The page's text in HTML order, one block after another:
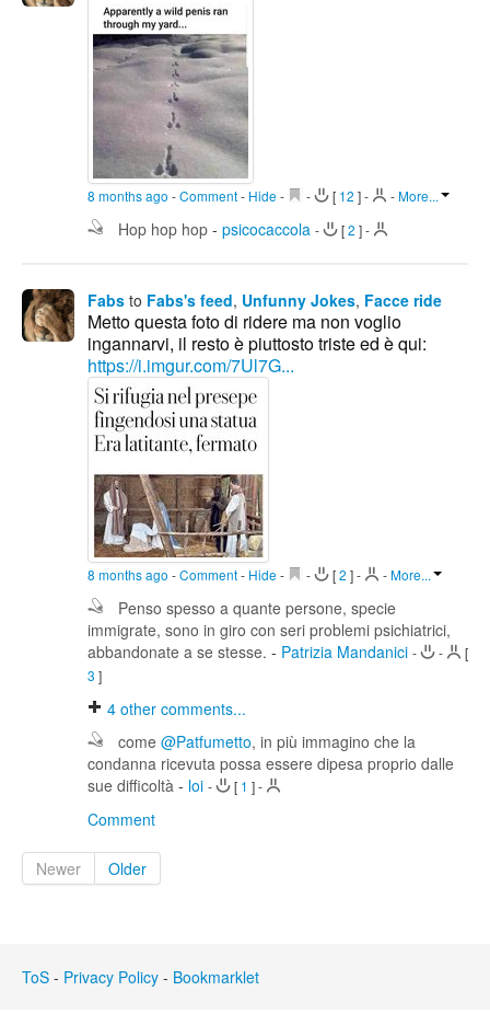
8 months ago -Comment- Hide - - [ 12 ]- -More...
Hop hop hop - psicocaccola - [2 ]-
Fabs to Fabs's feed, Unfunny Jokes, Facce ride
Metto questa foto di ridere ma non voglio
ingannarvi, il resto è piuttosto triste ed è qui:
https://i.imgur.com/7Ul7G...
8 months ago -Comment- Hide - - [2 ]- -More...
Penso spesso a quante persone, specie
immigrate, sono in giro con seri problemi psichiatrici,
abbandonate a se stesse. - Patrizia Mandanici - -
[
3 ]
4 other comments...
come @Patfumetto, in più immagino che la
condanna ricevuta possa essere dipesa proprio dalle
sue difficoltà - loi - [ 1 ]-
Comment
Newer Older
ToS - Privacy Policy - Bookmarklet